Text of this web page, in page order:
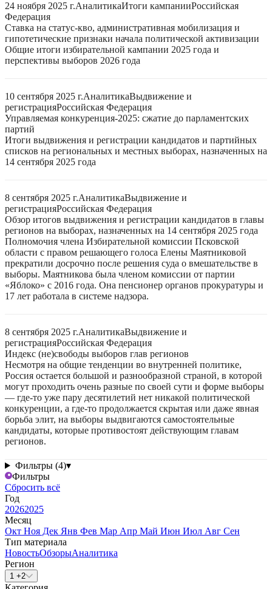
24 ноября 2025 г.АналитикаИтоги кампанииРоссийская
Федерация
Ставка на статус-кво, административная мобилизация и
гипотетические признаки начала политической активизации
Общие итоги избирательной кампании 2025 года и
перспективы выборов 2026 года
10 сентября 2025 г.АналитикаВыдвижение и
регистрацияРоссийская Федерация
Управляемая конкуренция-2025: сжатие до парламентских
партий
Итоги выдвижения и регистрации кандидатов и партийных
списков на региональных и местных выборах, назначенных на
14 сентября 2025 года
8 сентября 2025 г.АналитикаВыдвижение и
регистрацияРоссийская Федерация
Обзор итогов выдвижения и регистрации кандидатов в главы
регионов на выборах, назначенных на 14 сентября 2025 года
Полномочия члена Избирательной комиссии Псковской
области с правом решающего голоса Елены Маятниковой
прекратили досрочно после решения суда о вмешательстве в
выборы. Маятникова была членом комиссии от партии
«Яблоко» с 2016 года. Она пенсионер органов прокуратуры и
17 лет работала в системе надзора.
8 сентября 2025 г.АналитикаВыдвижение и
регистрацияРоссийская Федерация
Индекс (не)свободы выборов глав регионов
Несмотря на общие тенденции во внутренней политике,
Россия остается большой и разнообразной страной, в которой
могут проходить очень разные по своей сути и форме выборы
— где-то уже пару десятилетий нет никакой политической
конкуренции, а где-то продолжается скрытая или даже явная
борьба элит, на выборы выдвигаются самостоятельные
кандидаты, которые противостоят действующим главам
регионов.
Фильтры (4)▾
Фильтры
Сбросить всё
Год
20262025
Месяц
Окт Ноя Дек Янв Фев Мар Апр Май Июн Июл Авг Сен
Тип материала
НовостьОбзорыАналитика
Регион
1 +2